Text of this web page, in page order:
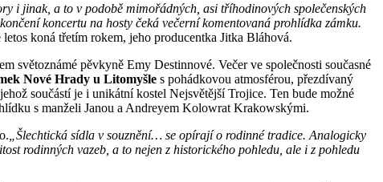
i jinak, a to v podobě mimořádných, asi tříhodinových společenských
koncertu na hosty čeká večerní komentovaná prohlídka zámku.
koná třetím rokem, jeho producentka Jitka Bláhová.
světoznámé pěvkyně Emy Destinnové. Večer ve společnosti současné
Nové Hrady u Litomyšle s pohádkovou atmosférou, přezdívaný
součástí je i unikátní kostel Nejsvětější Trojice. Ten bude možné
s manželi Janou a Andreyem Kolowrat Krakowskými.
„Šlechtická sídla v souznění… se opírají o rodinné tradice. Analogicky
rodinných vazeb, a to nejen z historického pohledu, ale i z pohledu